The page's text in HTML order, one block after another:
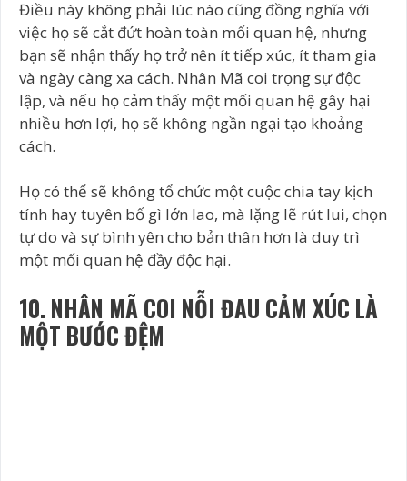
Điều này không phải lúc nào cũng đồng nghĩa với
việc họ sẽ cắt đứt hoàn toàn mối quan hệ, nhưng
bạn sẽ nhận thấy họ trở nên ít tiếp xúc, ít tham gia
và ngày càng xa cách. Nhân Mã coi trọng sự độc
lập, và nếu họ cảm thấy một mối quan hệ gây hại
nhiều hơn lợi, họ sẽ không ngần ngại tạo khoảng
cách.
Họ có thể sẽ không tổ chức một cuộc chia tay kịch
tính hay tuyên bố gì lớn lao, mà lặng lẽ rút lui, chọn
tự do và sự bình yên cho bản thân hơn là duy trì
một mối quan hệ đầy độc hại.
10. NHÂN MÃ COI NỖI ĐAU CẢM XÚC LÀ
MỘT BƯỚC ĐỆM